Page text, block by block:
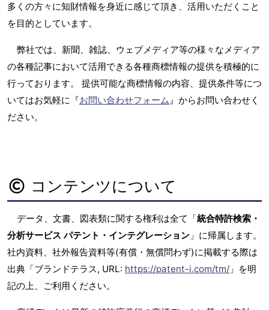
多くの方々に知財情報を身近に感じて頂き、活用いただくこと
を目的としています。
弊社では、新聞、雑誌、ウェブメディア等の様々なメディア
の各種記事において活用できる各種商標情報の提供を積極的に
行っております。 提供可能な商標情報の内容、提供条件等につ
いてはお気軽に『お問い合わせフォーム』からお問い合わせく
ださい。
コンテンツについて
データ、文書、図表類に関する権利は全て「統合特許検索・
分析サービス パテント・インテグレーション 」に帰属します。
社内資料、社外報告資料等(有償・無償問わず)に掲載する際は
出典「ブランドテラス, URL: https://patent-i.com/tm/ 」を明
記の上、ご利用ください。